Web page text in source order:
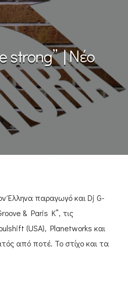
strong” | Νέο
Έλληνα παραγωγό και Dj G-
& Paris K”, τις
(USA), Planetworks και
από ποτέ. Το στίχο και τα